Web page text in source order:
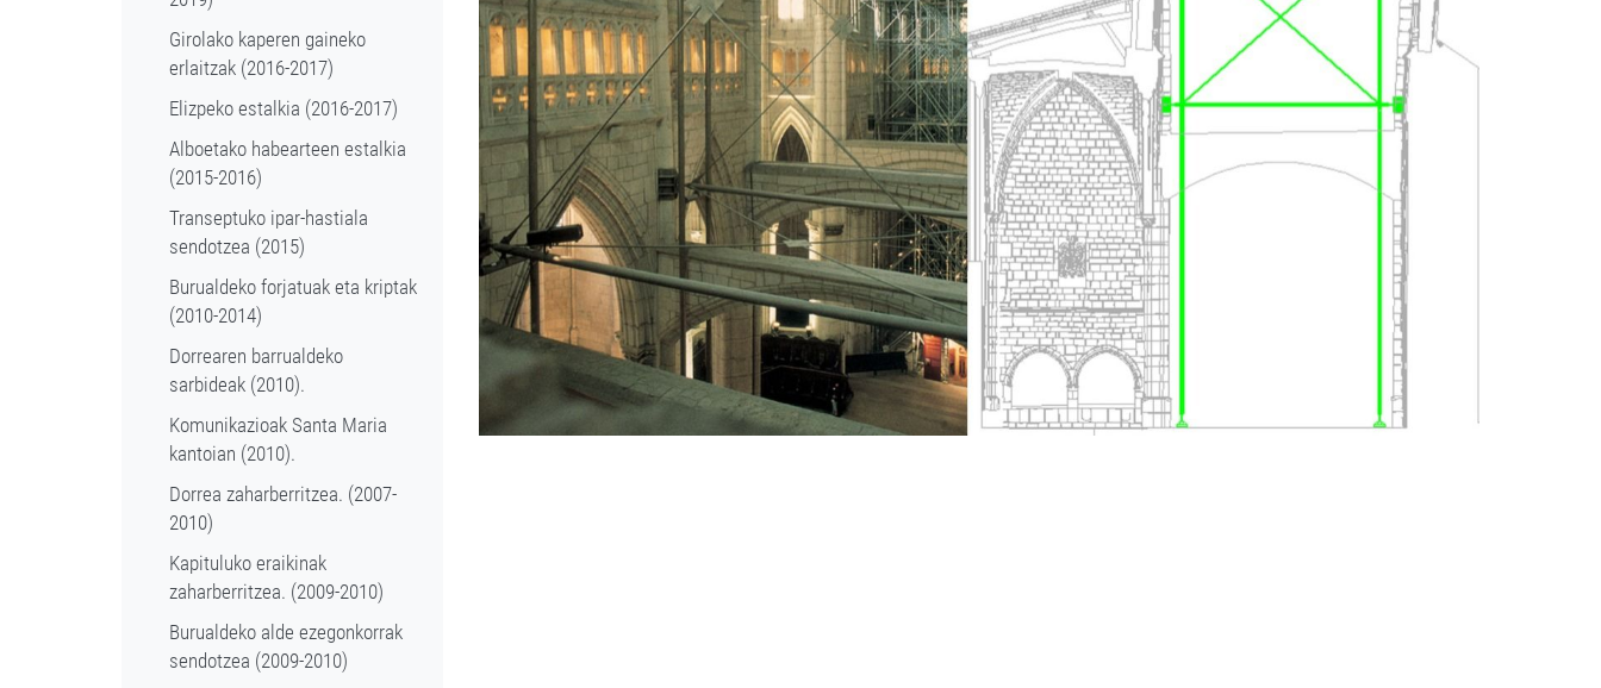
Girolako kaperen gaineko
erlaitzak (2016-2017)
Elizpeko estalkia (2016-2017)
Alboetako habearteen estalkia
(2015-2016)
Transeptuko ipar-hastiala
sendotzea (2015)
Burualdeko forjatuak eta kriptak
(2010-2014)
Dorrearen barrualdeko
sarbideak (2010).
Komunikazioak Santa Maria
kantoian (2010).
Dorrea zaharberritzea. (2007-
2010)
Kapituluko eraikinak
zaharberritzea. (2009-2010)
Burualdeko alde ezegonkorrak
sendotzea (2009-2010)